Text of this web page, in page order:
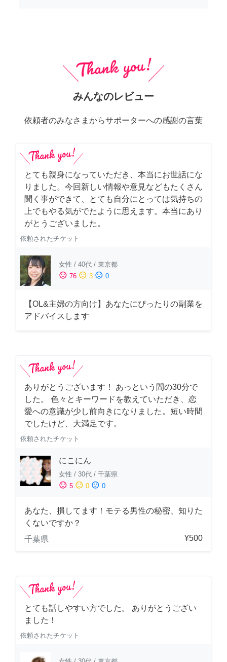
みんなのレビュー
依頼者のみなさまからサポーターへの感謝の言葉
とても親身になっていただき、本当にお世話にな
りました。今回新しい情報や意見などもたくさん
聞く事ができて、とても自分にとっては気持ちの
上でもやる気がでたように思えます。本当にあり
がとうございました。
依頼されたチケット
女性 / 40代 / 東京都
sentiment_satisfied 76 sentiment_neutral 3 sentiment_dissatisfied 0
【OL&主婦の方向け】あなたにぴったりの副業を
アドバイスします
ありがとうございます！ あっという間の30分で
した。 色々とキーワードを教えていただき、恋
愛への意識が少し前向きになりました。短い時間
でしたけど、大満足です。
依頼されたチケット
にこにん
女性 / 30代 / 千葉県
sentiment_satisfied 5 sentiment_neutral 0 sentiment_dissatisfied 0
あなた、損してます！モテる男性の秘密、知りた
くないですか？
千葉県
¥500
とても話しやすい方でした。 ありがとうござい
ました！
依頼されたチケット